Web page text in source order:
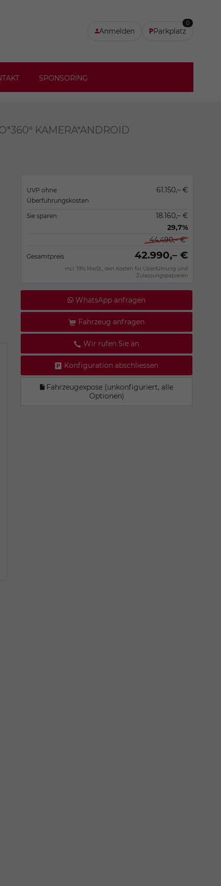
Anmelden Parkplatz
0
SPONSORING
KAMERA*ANDROID
UVP ohne
Überführungskosten
61.150,– €
Sie sparen:
18.160,– €
29,7%
44.490,– €
Gesamtpreis 42.990,– €
incl. 19% MwSt., den Kosten für Überführung und
Zulassungspapieren
WhatsApp anfragen
Fahrzeug anfragen
Wir rufen Sie an
Konfiguration abschliessen
Fahrzeugexpose (unkonfiguriert, alle
Optionen)